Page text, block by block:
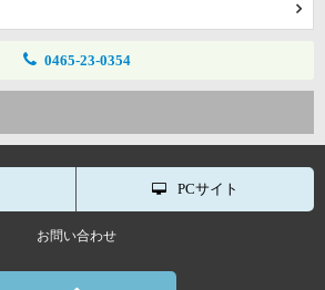
0465-23-0354
PCサイト
お問い合わせ